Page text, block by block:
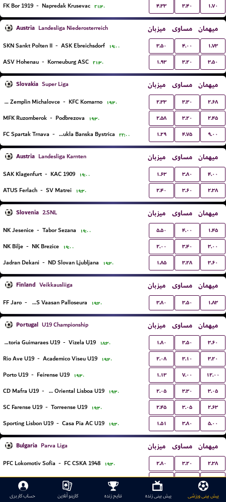
FK Bor 1919 - Napredak Krusevac ۲۱:۳۰ ۴.۳۳ ۳.۴۰ ۱.۷۰
Austria Landesliga Niederosterreich میزبان مساوی میهمان
SKN Sankt Polten II - ASK Ebreichsdorf ۱۹:۰۰ ۳.۵۰ ۴.۰۰ ۱.۷۳
ASV Hohenau - Korneuburg ASC ۲۱:۳۰ ۱.۹۳ ۳.۲۰ ۳.۵۰
Slovakia Super Liga میزبان مساوی میهمان
MFK Zemplin Michalovce - KFC Komarno ۱۹:۳۰ ۲.۳۳ ۳.۳۰ ۲.۶۸
MFK Ruzomberok - Podbrezova ۱۹:۳۰ ۲.۵۸ ۳.۲۰ ۲.۴۵
FC Spartak Trnava - FC Dukla Banska Bystrica ۲۲:۰۰ ۱.۲۹ ۴.۷۵ ۹.۰۰
Austria Landesliga Karnten میزبان مساوی میهمان
SAK Klagenfurt - KAC 1909 ۱۹:۰۰ ۱.۶۳ ۳.۸۰ ۴.۰۰
ATUS Ferlach - SV Matrei ۱۹:۳۰ ۲.۴۰ ۳.۶۰ ۲.۳۸
Slovenia 2.SNL میزبان مساوی میهمان
NK Jesenice - Tabor Sezana ۱۹:۰۰ ۵.۵۰ ۴.۰۰ ۱.۴۵
NK Bilje - NK Brezice ۱۹:۰۰ ۲.۰۰ ۳.۴۰ ۳.۰۰
Jadran Dekani - ND Slovan Ljubljana ۱۹:۳۰ ۱.۸۵ ۳.۲۸ ۳.۶۰
Finland Veikkausliiga میزبان مساوی میهمان
FF Jaro - VPS Vaasan Palloseura ۱۹:۳۰ ۳.۸۰ ۳.۵۰ ۱.۸۳
Portugal U19 Championship میزبان مساوی میهمان
Vitoria Guimaraes U19 - Vizela U19 ۱۸:۳۰ ۱.۸۰ ۳.۵۰ ۳.۶۰
Rio Ave U19 - Academico Viseu U19 ۱۹:۳۰ ۲.۰۸ ۳.۱۰ ۳.۲۰
Porto U19 - Feirense U19 ۱۹:۳۰ ۱.۱۳ ۷.۰۰ ۱۲.۰۰
CD Mafra U19 - Clube Oriental Lisboa U19 ۱۹:۳۰ ۲.۰۵ ۳.۳۰ ۳.۰۵
SC Farense U19 - Torreense U19 ۱۹:۳۰ ۲.۴۵ ۳.۰۵ ۲.۶۳
Sporting Lisbon U19 - Casa Pia AC U19 ۱۹:۳۰ ۱.۵۱ ۳.۸۰ ۵.۰۰
Bulgaria Parva Liga میزبان مساوی میهمان
PFC Lokomotiv Sofia - FC CSKA 1948 ۱۹:۳۰ ۲.۸۰ ۳.۲۰ ۲.۳۸
FC Dunav Ruse-Arda Kardzhali ۲۱:۴۵ ۳.۶۰ ۳.۲۰ ۲.۰۰
پیش بینی ورزشی پیش بینی زنده نتایج زنده کازینو آنلاین حساب کاربری